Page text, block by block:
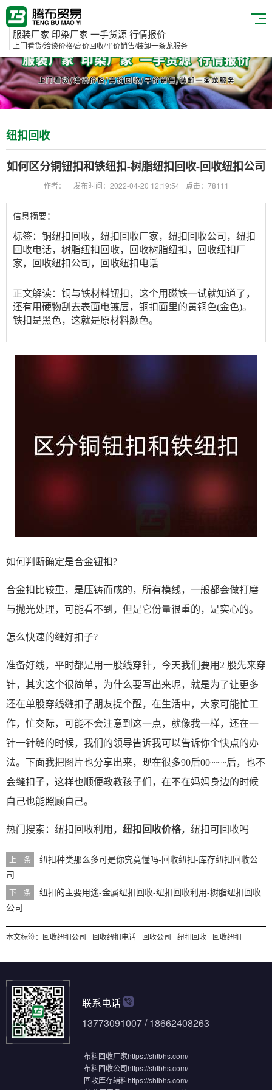
服装厂家 印染厂家 一手货源 行情报价
上门看货/洽谈价格/高价回收/平价销售/装卸一条龙服务
纽扣回收
如何区分铜钮扣和铁纽扣-树脂纽扣回收-回收纽扣公司
作者： 发布时间：2022-04-20 12:19:54 点击：78111
信息摘要：
标签：铜纽扣回收，纽扣回收厂家，纽扣回收公司，纽扣
回收电话，树脂纽扣回收，回收树脂纽扣，回收纽扣厂
家，回收纽扣公司，回收纽扣电话
正文解读： 铜与铁材料钮扣，这个用磁铁一试就知道了，
还有用硬物刮去表面电镀层，铜扣面里的黄铜色(金色)。
铁扣是黑色，这就是原材料颜色。
如何判断确定是合金钮扣?
合金扣比较重，是压铸而成的，所有模线，一般都会做打磨
与抛光处理，可能看不到，但是它份量很重的，是实心的。
怎么快速的缝好扣子?
准备好线，平时都是用一股线穿针，今天我们要用 2 股先来穿
针，其实这个很简单，为什么要写出来呢，就是为了让更多
还在单股穿线缝扣子朋友提个醒，在生活中，大家可能忙工
作，忙交际，可能不会注意到这一点，就像我一样，还在一
针一针缝的时候，我们的领导告诉我可以告诉你个快点的办
法。下面我把图片也分享出来，现在很多90后00~~~后，也不
会缝扣子，这样也顺便教教孩子们，在不在妈妈身边的时候
自己也能照顾自己。
热门搜索：纽扣回收利用， 纽扣回收价格，纽扣可回收吗
上一条
纽扣种类那么多可是你究竟懂吗-回收纽扣-库存纽扣回收公
司
下一条
纽扣的主要用途-金属纽扣回收-纽扣回收利用-树脂纽扣回收
公司
本文标签： 回收纽扣公司 回收纽扣电话 回收公司 纽扣回收 回收纽扣
联系电话
13773091007 / 18662408263
布料回收厂家https://shtbhs.com/
布料回收公司https://shtbhs.com/
回收库存辅料https://shtbhs.com/